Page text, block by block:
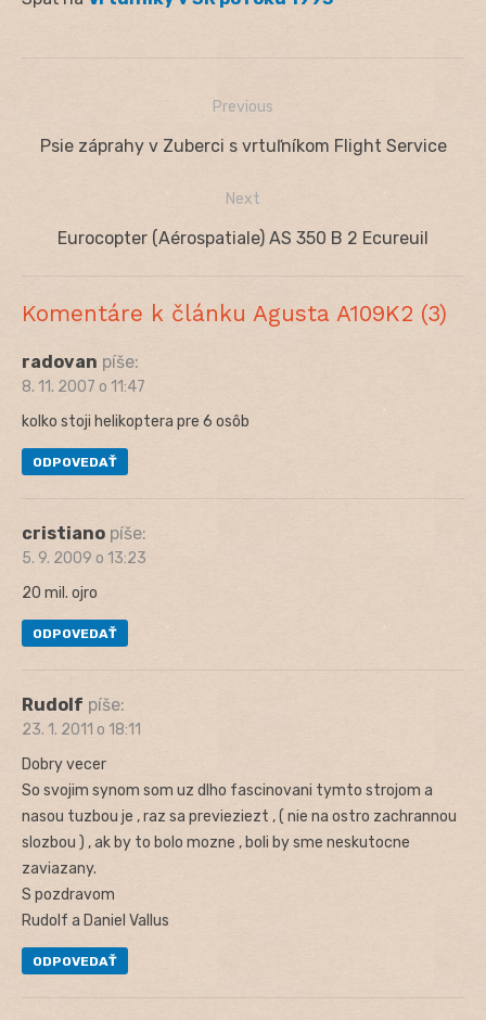
Navigácia
Previous
Previous
Psie záprahy v Zuberci s vrtuľníkom Flight Service
Next
Next
Eurocopter (Aérospatiale) AS 350 B 2 Ecureuil
Komentáre k článku Agusta A109K2 (3)
radovan píše:
8. 11. 2007 o 11:47
kolko stoji helikoptera pre 6 osôb
ODPOVEDAŤ
cristiano píše:
5. 9. 2009 o 13:23
20 mil. ojro
ODPOVEDAŤ
Rudolf píše:
23. 1. 2011 o 18:11
Dobry vecer
So svojim synom som uz dlho fascinovani tymto strojom a
nasou tuzbou je , raz sa previeziezt , ( nie na ostro zachrannou
slozbou ) , ak by to bolo mozne , boli by sme neskutocne
zaviazany.
S pozdravom
Rudolf a Daniel Vallus
ODPOVEDAŤ